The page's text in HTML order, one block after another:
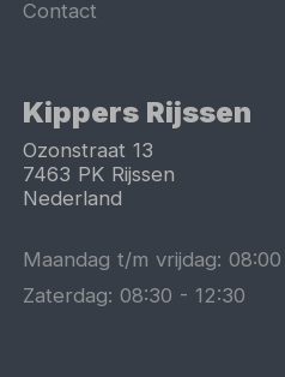
Contact
Kippers Rijssen
Ozonstraat 13
7463 PK Rijssen
Nederland
Maandag t/m vrijdag:08:00
Zaterdag:08:30 -12:30